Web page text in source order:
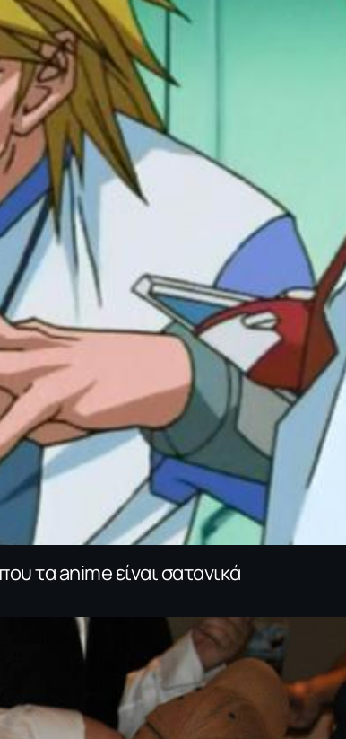
τα anime είναι σατανικά